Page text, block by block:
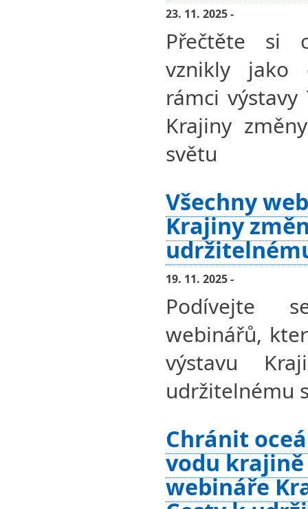
23. 11. 2025 -
Přečtěte si
vznikly jako
rámci
Krajiny
světu
Všechny
Krajiny
19. 11. 2025 -
Podívejte
webinářů,
výstavu
udržitelnému
Chránit
vodu krajině
webináře